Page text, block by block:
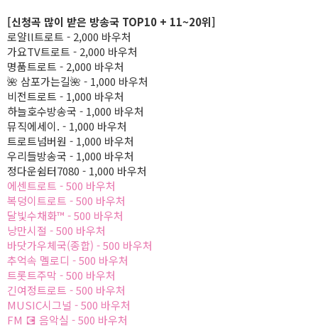
[신청곡 많이 받은 방송국 TOP10 + 11~20위]
로얄ll트로트 - 2,000 바우처
가요TV트로트 - 2,000 바우처
명품트로트 - 2,000 바우처
🌺 삼포가는길🌺 - 1,000 바우처
비전트로트 - 1,000 바우처
하늘호수방송국 - 1,000 바우처
뮤직에세이. - 1,000 바우처
트로트넘버원 - 1,000 바우처
우리들방송국 - 1,000 바우처
정다운쉼터7080 - 1,000 바우처
에센트로트 - 500 바우처
복덩이트로트 - 500 바우처
달빛수채화™ - 500 바우처
낭만시절 - 500 바우처
바닷가우체국(종합) - 500 바우처
추억속 멜로디 - 500 바우처
트롯트주막 - 500 바우처
긴여정트로트 - 500 바우처
MUSIC시그널 - 500 바우처
FM 💽 음악실 - 500 바우처